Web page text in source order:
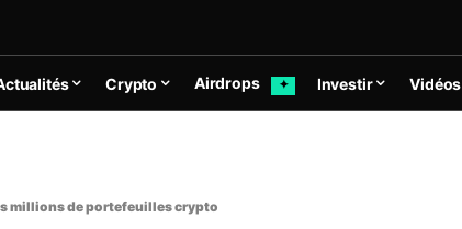
Crypto Airdrops ✦ Investir Vidéos
millions de portefeuilles crypto